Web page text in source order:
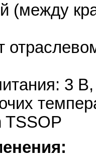
(между
3
TSSOP